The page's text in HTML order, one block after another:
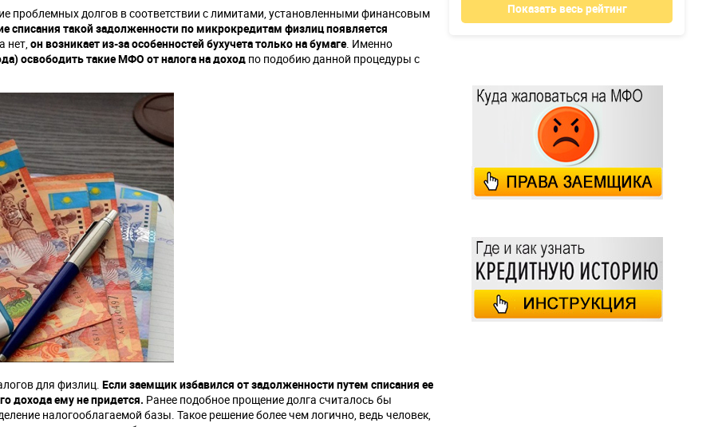
Показать весь рейтинг
проблемных долгов в соответствии с лимитами, установленными финансовым
списания такой задолженности по микрокредитам физлиц появляется
нет, он возникает из-за особенностей бухучета только на бумаге. Именно
освободить такие МФО от налога на доход по подобию данной процедуры с
для физлиц. Если заемщик избавился от задолженности путем списания ее
дохода ему не придется. Ранее подобное прощение долга считалось бы
налогооблагаемой базы. Такое решение более чем логично, ведь человек,